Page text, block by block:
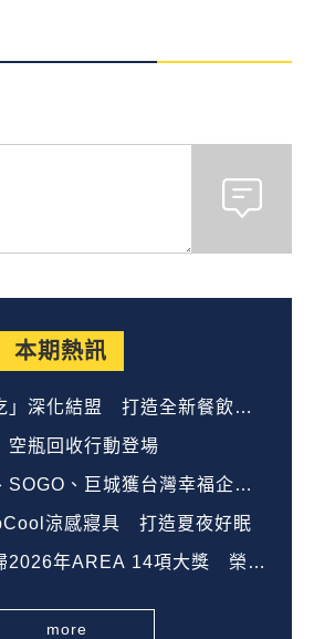
本期熱訊
」深化結盟 打造全新餐飲生
瓶回收行動登場
SOGO、巨城獲台灣幸福企業
涼感寢具 打造夏夜好眠
2026年AREA 14項大獎 榮登
more